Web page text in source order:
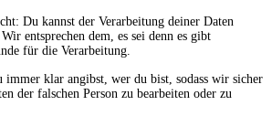
Du kannst der Verarbeitung deiner Daten
entsprechen dem, es sei denn es gibt
für die Verarbeitung.
immer klar angibst, wer du bist, sodass wir sicher
der falschen Person zu bearbeiten oder zu